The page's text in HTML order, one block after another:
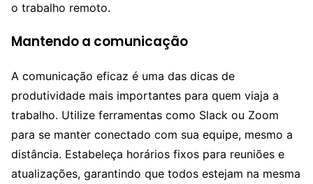
o trabalho remoto.
Mantendo a comunicação
A comunicação eficaz é uma das dicas de
produtividade mais importantes para quem viaja a
trabalho. Utilize ferramentas como Slack ou Zoom
para se manter conectado com sua equipe, mesmo a
distância. Estabeleça horários fixos para reuniões e
atualizações, garantindo que todos estejam na mesma